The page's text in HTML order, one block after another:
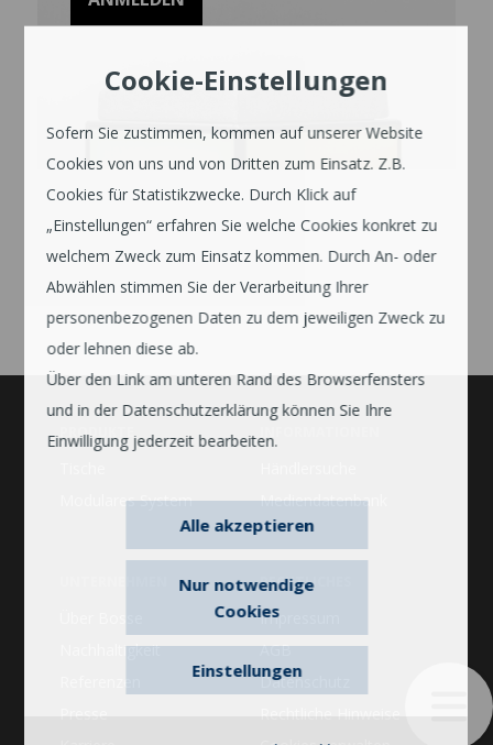
Cookie-Einstellungen
Sofern Sie zustimmen, kommen auf unserer Website
Cookies von uns und von Dritten zum Einsatz. Z.B.
Cookies für Statistikzwecke. Durch Klick auf
„Einstellungen“ erfahren Sie welche Cookies konkret zu
welchem Zweck zum Einsatz kommen. Durch An- oder
Abwählen stimmen Sie der Verarbeitung Ihrer
personenbezogenen Daten zu dem jeweiligen Zweck zu
oder lehnen diese ab.
Über den Link am unteren Rand des Browserfensters
und in der Datenschutzerklärung können Sie Ihre
Einwilligung jederzeit bearbeiten.
Einstellungen
Alle akzeptieren
Nur notwendige
Cookies
PRODUKTE
Modulares System
Mediendatenbank
Nachhaltigkeit
Presse
RECHTLICHES
Impressum
AGB
Datenschutz
Rechtliche Hinweise